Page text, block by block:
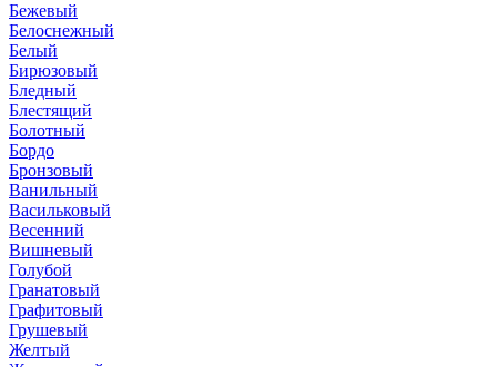
Бежевый
Белоснежный
Белый
Бирюзовый
Бледный
Блестящий
Болотный
Бордо
Бронзовый
Ванильный
Васильковый
Весенний
Вишневый
Голубой
Гранатовый
Графитовый
Грушевый
Желтый